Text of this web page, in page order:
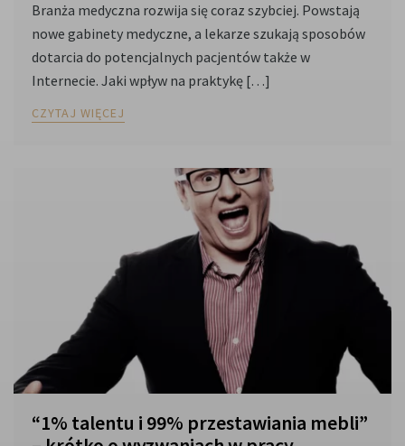
Branża medyczna rozwija się coraz szybciej. Powstają
nowe gabinety medyczne, a lekarze szukają sposobów
dotarcia do potencjalnych pacjentów także w
Internecie. Jaki wpływ na praktykę […]
CZYTAJ WIĘCEJ
“1% talentu i 99% przestawiania mebli”